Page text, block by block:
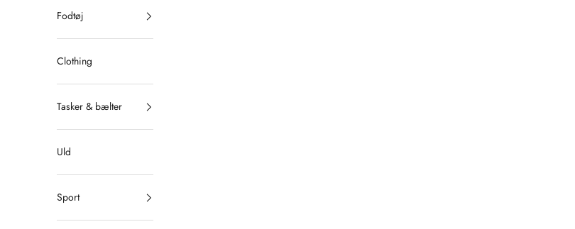
Fodtøj
Clothing
Tasker & bælter
Uld
Sport